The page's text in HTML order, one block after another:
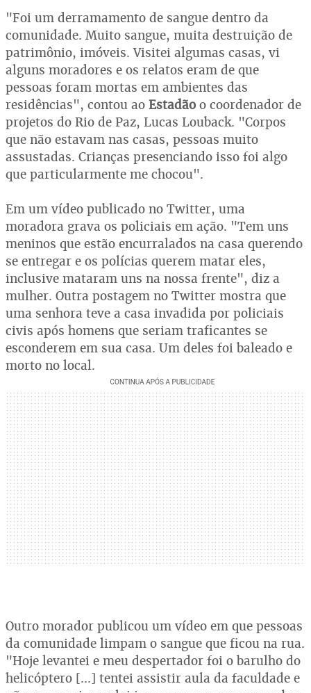
"Foi um derramamento de sangue dentro da
comunidade. Muito sangue, muita destruição de
patrimônio, imóveis. Visitei algumas casas, vi
alguns moradores e os relatos eram de que
pessoas foram mortas em ambientes das
residências", contou ao Estadão o coordenador de
projetos do Rio de Paz, Lucas Louback. "Corpos
que não estavam nas casas, pessoas muito
assustadas. Crianças presenciando isso foi algo
que particularmente me chocou".
Em um vídeo publicado no Twitter, uma
moradora grava os policiais em ação. "Tem uns
meninos que estão encurralados na casa querendo
se entregar e os polícias querem matar eles,
inclusive mataram uns na nossa frente", diz a
mulher. Outra postagem no Twitter mostra que
uma senhora teve a casa invadida por policiais
civis após homens que seriam traficantes se
esconderem em sua casa. Um deles foi baleado e
morto no local.
Outro morador publicou um vídeo em que pessoas
da comunidade limpam o sangue que ficou na rua.
"Hoje levantei e meu despertador foi o barulho do
helicóptero [...] tentei assistir aula da faculdade e